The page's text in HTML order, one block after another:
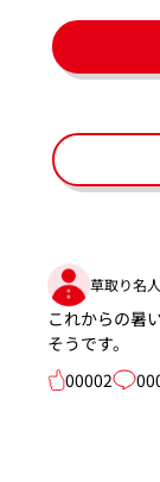
草取り名人
これからの暑
そうです。
00002